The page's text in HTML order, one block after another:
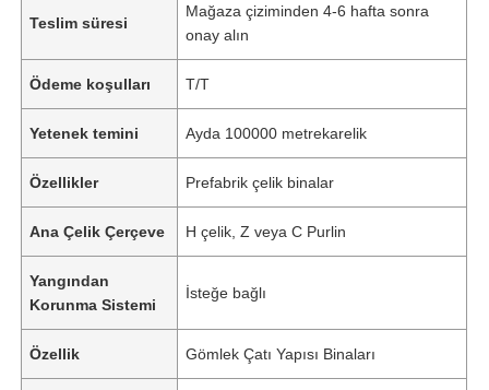
Teslim süresi
Mağaza çiziminden 4-6 hafta sonra
onay alın
Ödeme koşulları T/T
Yetenek temini Ayda 100000 metrekarelik
Özellikler Prefabrik çelik binalar
Ana Çelik Çerçeve H çelik, Z veya C Purlin
Yangından
Korunma Sistemi
İsteğe bağlı
Özellik Gömlek Çatı Yapısı Binaları